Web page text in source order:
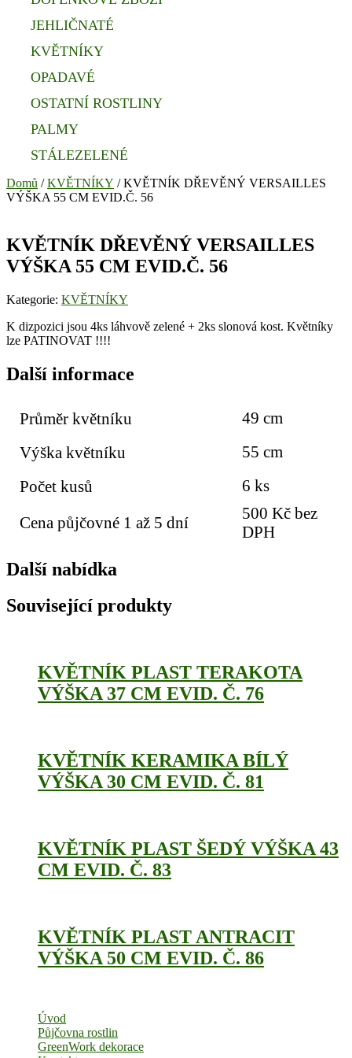
JEHLIČNATÉ
KVĚTNÍKY
OPADAVÉ
OSTATNÍ ROSTLINY
PALMY
STÁLEZELENÉ
Domů /KVĚTNÍKY / KVĚTNÍK DŘEVĚNÝ VERSAILLES
VÝŠKA 55 CM EVID.Č. 56
KVĚTNÍK DŘEVĚNÝ VERSAILLES
VÝŠKA 55 CM EVID.Č. 56
Kategorie: KVĚTNÍKY
K dizpozici jsou 4ks láhvově zelené + 2ks slonová kost. Květníky
lze PATINOVAT !!!!
Další informace
Průměr květníku
49 cm
Výška květníku
55 cm
Počet kusů
6 ks
Cena půjčovné 1 až 5 dní
500 Kč bez
DPH
Další nabídka
Související produkty
KVĚTNÍK PLAST TERAKOTA
VÝŠKA 37 CM EVID. Č. 76
KVĚTNÍK KERAMIKA BÍLÝ
VÝŠKA 30 CM EVID. Č. 81
KVĚTNÍK PLAST ŠEDÝ VÝŠKA 43
CM EVID. Č. 83
KVĚTNÍK PLAST ANTRACIT
VÝŠKA 50 CM EVID. Č. 86
Úvod
Půjčovna rostlin
GreenWork dekorace